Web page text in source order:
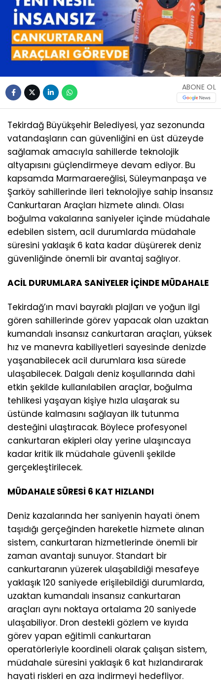
ABONE OL
Tekirdağ Büyükşehir Belediyesi, yaz sezonunda
vatandaşların can güvenliğini en üst düzeyde
sağlamak amacıyla sahillerde teknolojik
altyapısını güçlendirmeye devam ediyor. Bu
kapsamda Marmaraereğlisi, Süleymanpaşa ve
Şarköy sahillerinde ileri teknolojiye sahip İnsansız
Cankurtaran Araçları hizmete alındı. Olası
boğulma vakalarına saniyeler içinde müdahale
edebilen sistem, acil durumlarda müdahale
süresini yaklaşık 6 kata kadar düşürerek deniz
güvenliğinde önemli bir avantaj sağlıyor.
ACİL DURUMLARA SANİYELER İÇİNDE MÜDAHALE
Tekirdağ’ın mavi bayraklı plajları ve yoğun ilgi
gören sahillerinde görev yapacak olan uzaktan
kumandalı insansız cankurtaran araçları, yüksek
hız ve manevra kabiliyetleri sayesinde denizde
yaşanabilecek acil durumlara kısa sürede
ulaşabilecek. Dalgalı deniz koşullarında dahi
etkin şekilde kullanılabilen araçlar, boğulma
tehlikesi yaşayan kişiye hızla ulaşarak su
üstünde kalmasını sağlayan ilk tutunma
desteğini ulaştıracak. Böylece profesyonel
cankurtaran ekipleri olay yerine ulaşıncaya
kadar kritik ilk müdahale güvenli şekilde
gerçekleştirilecek.
MÜDAHALE SÜRESİ 6 KAT HIZLANDI
Deniz kazalarında her saniyenin hayati önem
taşıdığı gerçeğinden hareketle hizmete alınan
sistem, cankurtaran hizmetlerinde önemli bir
zaman avantajı sunuyor. Standart bir
cankurtaranın yüzerek ulaşabildiği mesafeye
yaklaşık 120 saniyede erişilebildiği durumlarda,
uzaktan kumandalı insansız cankurtaran
araçları aynı noktaya ortalama 20 saniyede
ulaşabiliyor. Dron destekli gözlem ve kıyıda
görev yapan eğitimli cankurtaran
operatörleriyle koordineli olarak çalışan sistem,
müdahale süresini yaklaşık 6 kat hızlandırarak
hayati riskleri en aza indirmeyi hedefliyor.